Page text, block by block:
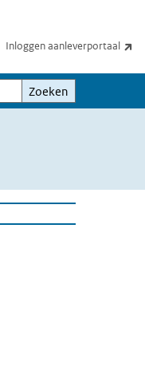
Inloggen aanleverportaal
Zoeken